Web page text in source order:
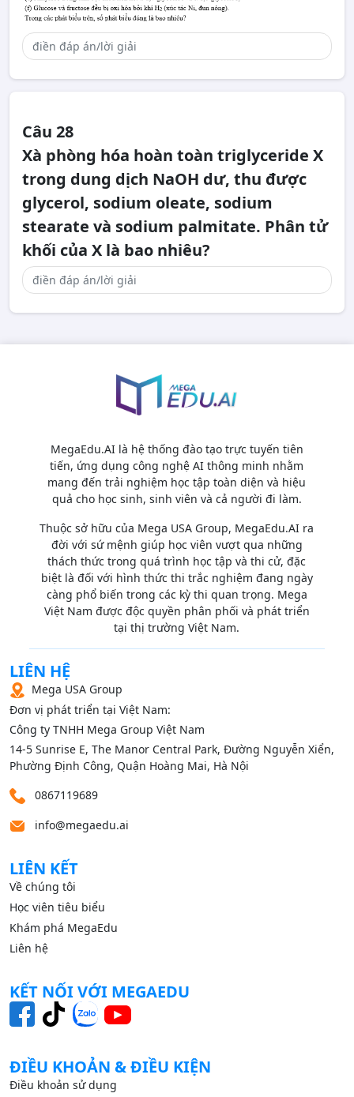
Câu 28
Xà phòng hóa hoàn toàn triglyceride X
trong dung dịch NaOH dư, thu được
glycerol, sodium oleate, sodium
stearate và sodium palmitate. Phân tử
khối của X là bao nhiêu?
MegaEdu.AI là hệ thống đào tạo trực tuyến tiên
tiến, ứng dụng công nghệ AI thông minh nhằm
mang đến trải nghiệm học tập toàn diện và hiệu
quả cho học sinh, sinh viên và cả người đi làm.
Thuộc sở hữu của Mega USA Group, MegaEdu.AI ra
đời với sứ mệnh giúp học viên vượt qua những
thách thức trong quá trình học tập và thi cử, đặc
biệt là đối với hình thức thi trắc nghiệm đang ngày
càng phổ biến trong các kỳ thi quan trọng. Mega
Việt Nam được độc quyền phân phối và phát triển
tại thị trường Việt Nam.
LIÊN HỆ
Mega USA Group
Đơn vị phát triển tại Việt Nam:
Công ty TNHH Mega Group Việt Nam
14‑5 Sunrise E, The Manor Central Park, Đường Nguyễn Xiển,
Phường Định Công, Quận Hoàng Mai, Hà Nội
0867119689
info@megaedu.ai
LIÊN KẾT
Về chúng tôi
Học viên tiêu biểu
Khám phá MegaEdu
Liên hệ
KẾT NỐI VỚI MEGAEDU
ĐIỀU KHOẢN & ĐIỀU KIỆN
Điều khoản sử dụng